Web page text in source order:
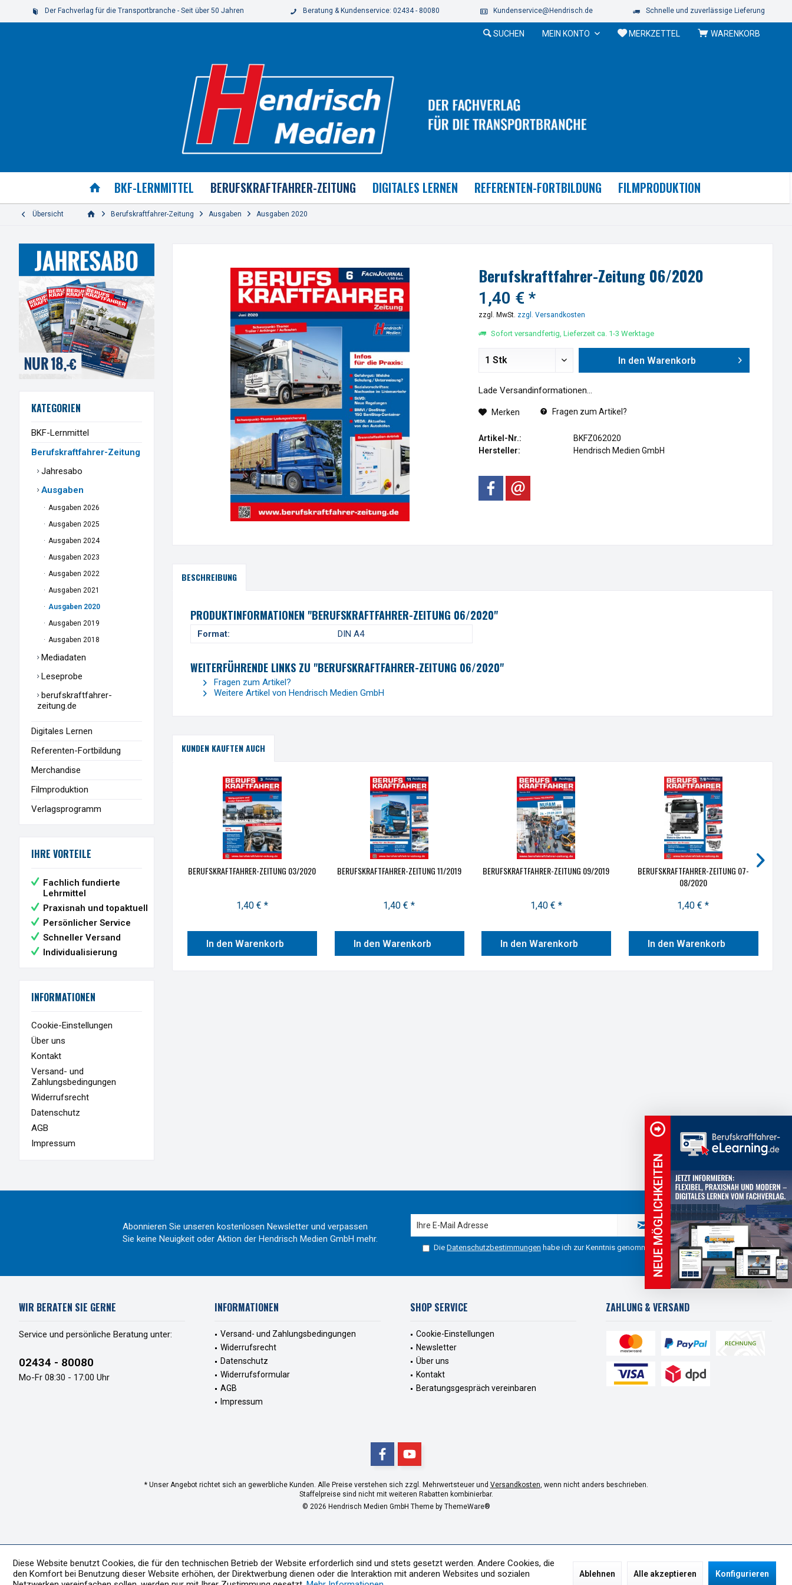
Der Fachverlag für die Transportbranche - Seit über 50 Jahren Beratung & Kundenservice: 02434 - 80080 Kundenservice@Hendrisch.de Schnelle und zuverlässige Lieferung
WARENKORB
MERKZETTEL
MEIN KONTO
SUCHEN
BKF-LERNMITTEL BERUFSKRAFTFAHRER-ZEITUNG DIGITALES LERNEN REFERENTEN-FORTBILDUNG FILMPRODUKTION
Übersicht Berufskraftfahrer-Zeitung Ausgaben Ausgaben 2020
KATEGORIEN
BKF-Lernmittel
Berufskraftfahrer-Zeitung
Jahresabo
Ausgaben
Ausgaben 2026
Ausgaben 2025
Ausgaben 2024
Ausgaben 2023
Ausgaben 2022
Ausgaben 2021
Ausgaben 2020
Ausgaben 2019
Ausgaben 2018
Mediadaten
Leseprobe
berufskraftfahrer-
zeitung.de
Digitales Lernen
Referenten-Fortbildung
Merchandise
Filmproduktion
Verlagsprogramm
IHRE VORTEILE
Fachlich fundierte
Lehrmittel
Praxisnah und topaktuell
Persönlicher Service
Schneller Versand
Individualisierung
INFORMATIONEN
Cookie-Einstellungen
Über uns
Kontakt
Versand- und
Zahlungsbedingungen
Widerrufsrecht
Datenschutz
AGB
Impressum
Berufskraftfahrer-Zeitung 06/2020
1,40 € *
zzgl. MwSt. zzgl. Versandkosten
Sofort versandfertig, Lieferzeit ca. 1-3 Werktage
In den Warenkorb
Lade Versandinformationen...
Merken Fragen zum Artikel?
Artikel-Nr.:
BKFZ062020
Hersteller:
Hendrisch Medien GmbH
BESCHREIBUNG
PRODUKTINFORMATIONEN "BERUFSKRAFTFAHRER-ZEITUNG 06/2020"
Format: DIN A4
WEITERFÜHRENDE LINKS ZU "BERUFSKRAFTFAHRER-ZEITUNG 06/2020"
Fragen zum Artikel?
Weitere Artikel von Hendrisch Medien GmbH
KUNDEN KAUFTEN AUCH
BERUFSKRAFTFAHRER-ZEITUNG 03/2020
1,40 € *
In den Warenkorb
BERUFSKRAFTFAHRER-ZEITUNG 11/2019
1,40 € *
In den Warenkorb
BERUFSKRAFTFAHRER-ZEITUNG 09/2019
1,40 € *
In den Warenkorb
BERUFSKRAFTFAHRER-ZEITUNG 07-
08/2020
1,40 € *
In den Warenkorb
Abonnieren Sie unseren kostenlosen Newsletter und verpassen
Sie keine Neuigkeit oder Aktion der Hendrisch Medien GmbH mehr.
Die Datenschutzbestimmungen habe ich zur Kenntnis genommen.
WIR BERATEN SIE GERNE
Service und persönliche Beratung unter:
02434 - 80080
Mo-Fr 08:30 - 17:00 Uhr
INFORMATIONEN
Versand- und Zahlungsbedingungen
Widerrufsrecht
Datenschutz
Widerrufsformular
AGB
Impressum
SHOP SERVICE
Cookie-Einstellungen
Newsletter
Über uns
Kontakt
Beratungsgespräch vereinbaren
ZAHLUNG & VERSAND
* Unser Angebot richtet sich an gewerbliche Kunden. Alle Preise verstehen sich zzgl. Mehrwertsteuer und Versandkosten, wenn nicht anders beschrieben.
Staffelpreise sind nicht mit weiteren Rabatten kombinierbar.
© 2026 Hendrisch Medien GmbH Theme by ThemeWare®
NEUE MÖGLICHKEITEN
Diese Website benutzt Cookies, die für den technischen Betrieb der Website erforderlich sind und stets gesetzt werden. Andere Cookies, die
den Komfort bei Benutzung dieser Website erhöhen, der Direktwerbung dienen oder die Interaktion mit anderen Websites und sozialen
Ablehnen Alle akzeptieren Konfigurieren